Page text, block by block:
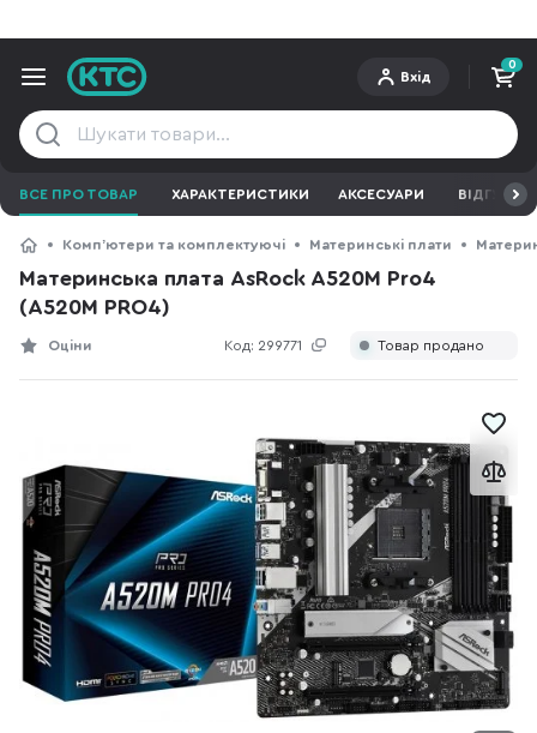
Вхід
0
ВСЕ ПРО ТОВАР ХАРАКТЕРИСТИКИ АКСЕСУАРИ ВІДГУКИ
Компʼютери та комплектуючі Материнські плати
Материнська плата AsRock A520M Pro4
(A520M PRO4)
Код: 299771
Оціни Товар продано